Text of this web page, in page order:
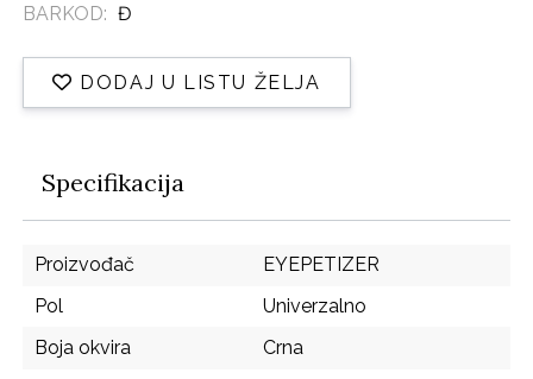
BARKOD: Đ
DODAJ U LISTU ŽELJA
Specifikacija
Proizvođač
EYEPETIZER
Pol
Univerzalno
Boja okvira
Crna